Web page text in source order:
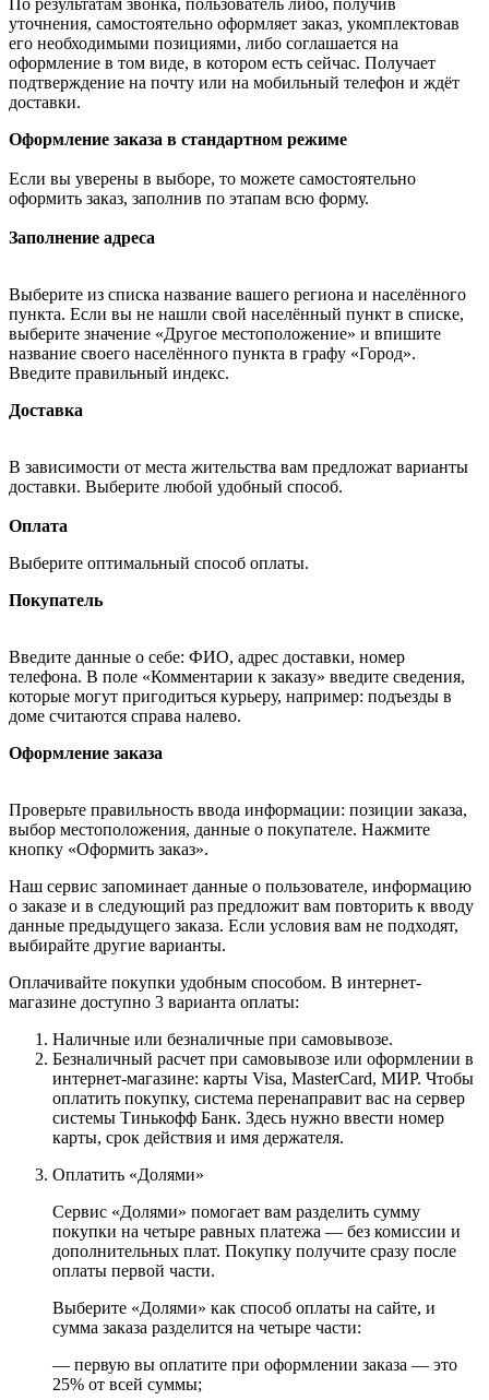
уточнения, самостоятельно оформляет заказ, укомплектовав
его необходимыми позициями, либо соглашается на
оформление в том виде, в котором есть сейчас. Получает
подтверждение на почту или на мобильный телефон и ждёт
доставки.
Оформление заказа в стандартном режиме
Если вы уверены в выборе, то можете самостоятельно
оформить заказ, заполнив по этапам всю форму.
Заполнение адреса
Выберите из списка название вашего региона и населённого
пункта. Если вы не нашли свой населённый пункт в списке,
выберите значение «Другое местоположение» и впишите
название своего населённого пункта в графу «Город».
Введите правильный индекс.
Доставка
В зависимости от места жительства вам предложат варианты
доставки. Выберите любой удобный способ.
Оплата
Выберите оптимальный способ оплаты.
Покупатель
Введите данные о себе: ФИО, адрес доставки, номер
телефона. В поле «Комментарии к заказу» введите сведения,
которые могут пригодиться курьеру, например: подъезды в
доме считаются справа налево.
Оформление заказа
Проверьте правильность ввода информации: позиции заказа,
выбор местоположения, данные о покупателе. Нажмите
кнопку «Оформить заказ».
Наш сервис запоминает данные о пользователе, информацию
о заказе и в следующий раз предложит вам повторить к вводу
данные предыдущего заказа. Если условия вам не подходят,
выбирайте другие варианты.
Оплачивайте покупки удобным способом. В интернет-
магазине доступно 3 варианта оплаты:
Наличные или безналичные при самовывозе.
Безналичный расчет при самовывозе или оформлении в
интернет-магазине: карты Visa, MasterCard, МИР. Чтобы
оплатить покупку, система перенаправит вас на сервер
системы Тинькофф Банк. Здесь нужно ввести номер
карты, срок действия и имя держателя.
Оплатить «Долями»
Сервис «Долями» помогает вам разделить сумму
покупки на четыре равных платежа — без комиссии и
дополнительных плат. Покупку получите сразу после
оплаты первой части.
Выберите «Долями» как способ оплаты на сайте, и
сумма заказа разделится на четыре части:
— первую вы оплатите при оформлении заказа — это
25% от всей суммы;